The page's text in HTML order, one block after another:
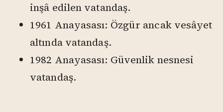
inşâ edilen vatandaş.
1961 Anayasası: Özgür ancak vesâyet
altında vatandaş.
1982 Anayasası: Güvenlik nesnesi
vatandaş.